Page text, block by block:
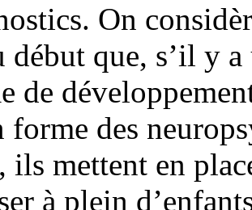
On
début que, s’il y
de
forme des
ils mettent en
à plein